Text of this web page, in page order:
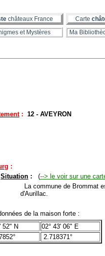
châteaux France Carte
et Mystères Ma
: 12 - AVEYRON
:
Situation : (--> le voir sur une
La commune de Brommat
d'Aurillac.
de la maison forte :
52" N
02° 43' 06" E
2.718371°